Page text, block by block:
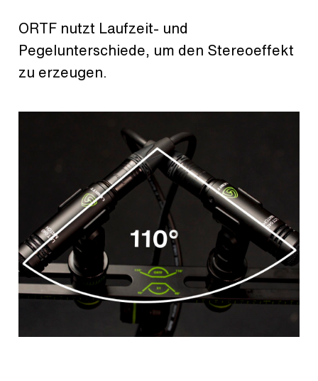
ORTF nutzt Laufzeit- und
Pegelunterschiede, um den Stereoeffekt
zu erzeugen.